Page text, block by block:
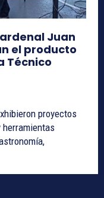
Juan
el producto
Técnico
proyectos